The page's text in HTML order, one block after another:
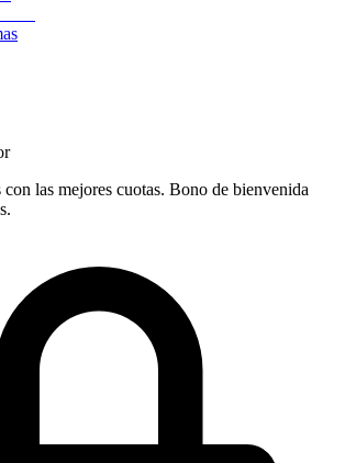
las mejores cuotas. Bono de bienvenida